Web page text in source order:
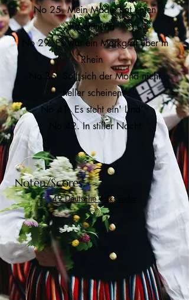
No 25. Mein Mädel hat einen
Rosenmund
No 29. Es war ein Markgraf über'm
Rhein
No 35. Soll sich der Mond nicht
heller scheinen
No 41. Es steht ein' Lind’
No 42. In stiller Nacht
Noten/Scores:
49 Deutsche Volkslieder